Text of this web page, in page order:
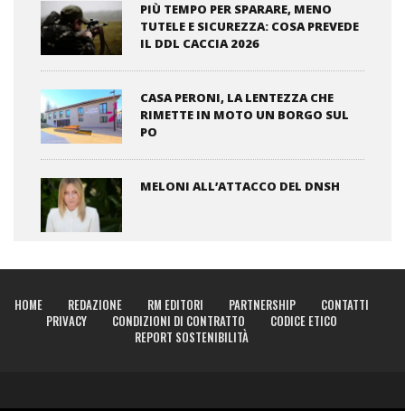
PIÙ TEMPO PER SPARARE, MENO
TUTELE E SICUREZZA: COSA PREVEDE
IL DDL CACCIA 2026
CASA PERONI, LA LENTEZZA CHE
RIMETTE IN MOTO UN BORGO SUL
PO
MELONI ALL’ATTACCO DEL DNSH
HOME REDAZIONE RM EDITORI PARTNERSHIP
CONTATTI
PRIVACY
CONDIZIONI DI CONTRATTO
CODICE ETICO
REPORT SOSTENIBILITÀ